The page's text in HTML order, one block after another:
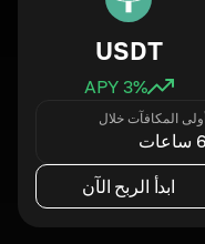
USDT
3% APY
المكافآت خلال
6 ساعات
ابدأ الربح الآن